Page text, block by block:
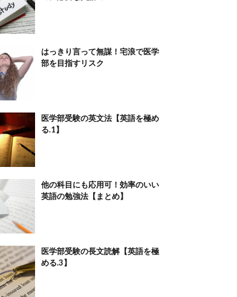
はっきり言って無謀！宅浪で医学
部を目指すリスク
医学部受験の英文法【英語を極め
る.1】
他の科目にも応用可！効率のいい
英語の勉強法【まとめ】
医学部受験の長文読解【英語を極
める.3】